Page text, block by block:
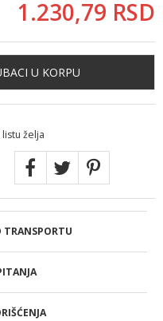
1.230,79 RSD
U KORPU
listu želja
TRANSPORTU